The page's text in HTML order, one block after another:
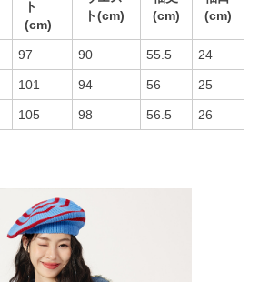
ト
(cm)
ト(cm)
(cm)
(cm)
97 90 55.5 24
101 94 56 25
105 98 56.5 26